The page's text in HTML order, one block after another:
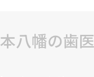
本八幡の歯